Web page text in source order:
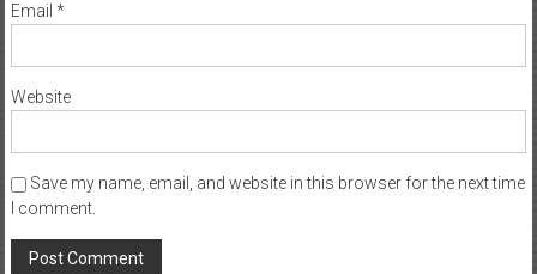
Email *
Website
Save my name, email, and website in this browser for the next time
I comment.